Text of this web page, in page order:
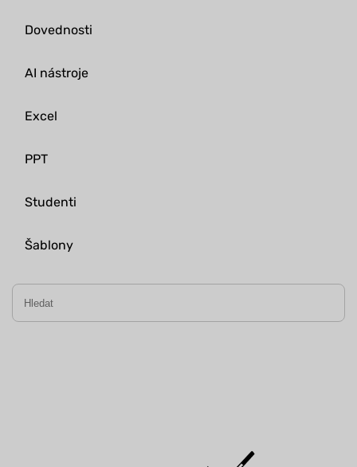
Dovednosti
AI nástroje
Excel
PPT
Studenti
Šablony